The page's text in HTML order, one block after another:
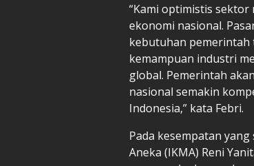
“Kami optimistis
ekonomi nasional.
kebutuhan
kemampuan industri
global. Pemerintah
nasional semakin
Indonesia,” kata Febri.
Pada kesempatan
Aneka (IKMA) Reni